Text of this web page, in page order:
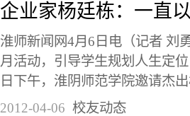
企业家杨廷栋：一直
淮师新闻网4月6日电（记者 刘
月活动，引导学生规划人生定
日下午，淮阴师范学院邀请杰
2012-04-06 校友动态